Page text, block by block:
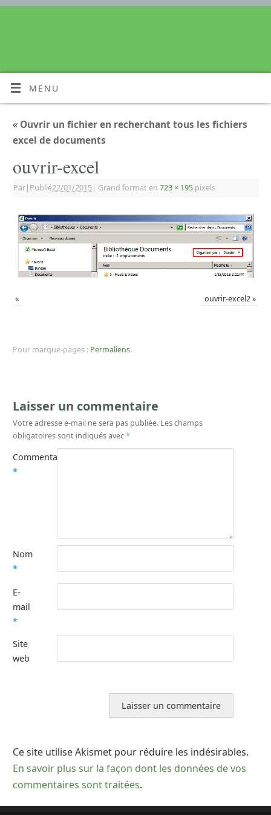
MENU
« Ouvrir un fichier en recherchant tous les fichiers
excel de documents
ouvrir-excel
Par| Publié22/01/2015| Grand format en 723 × 195 pixels
« ouvrir-excel2»
Pour marque-pages : Permaliens.
Laisser un commentaire
Votre adresse e-mail ne sera pas publiée. Les champs
obligatoires sont indiqués avec*
Commentaire
*
Nom
*
E-
mail
*
Site
web
Ce site utilise Akismet pour réduire les indésirables.
En savoir plus sur la façon dont les données de vos
commentaires sont traitées.